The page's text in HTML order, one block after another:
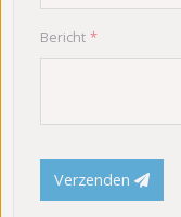
Bericht
Verzenden